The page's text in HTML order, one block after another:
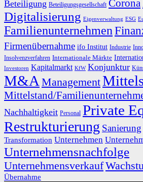
Beteiligung Beteiligungsgesellschaft Corona
Digitalisierung Eigenverwaltung ESG
Familienunternehmen
Firmenübernahme ifo Institut Industrie
Insolvenzverfahren Internationale Märkte
Investoren Kapitalmarkt KfW Konjunktur
M&A Management
Mittelstand/
Nachhaltigkeit Personal Private
Restrukturierung Sanierung
Transformation Unternehmen
Unternehmensnachfolge
Unternehmensverkauf
Übernahme